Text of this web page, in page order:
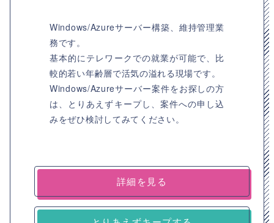
Windows/Azureサーバー構築、維持管理業
務です。
基本的にテレワークでの就業が可能で、比
較的若い年齢層で活気の溢れる現場です。
Windows/Azureサーバー案件をお探しの方
は、とりあえずキープし、案件への申し込
みをぜひ検討してみてください。
詳細を見る